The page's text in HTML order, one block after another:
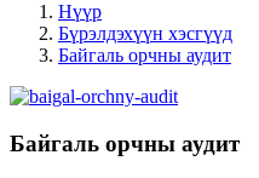
Нүүр
Бүрэлдэхүүн хэсгүүд
Байгаль орчны аудит
Байгаль орчны аудит